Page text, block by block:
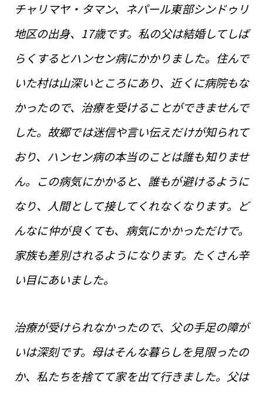
チャリマヤ・タマン、ネパール東部シンドゥリ
地区の出身、17歳です。私の父は結婚してしば
らくするとハンセン病にかかりました。住んで
いた村は山深いところにあり、近くに病院もな
かったので、治療を受けることができませんで
した。故郷では迷信や言い伝えだけが知られて
おり、ハンセン病の本当のことは誰も知りませ
ん。この病気にかかると、誰もが避けるように
なり、人間として接してくれなくなります。ど
んなに仲が良くても、病気にかかっただけで。
家族も差別されるようになります。たくさん辛
い目にあいました。
治療が受けられなかったので、父の手足の障が
いは深刻です。母はそんな暮らしを見限ったの
か、私たちを捨てて家を出て行きました。父は